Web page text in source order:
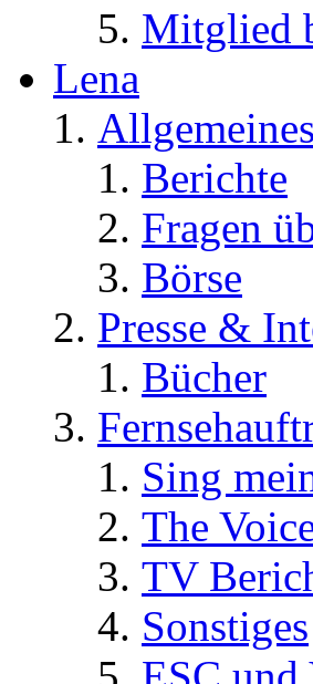
Mitglied
Lena
Allgemeines
Berichte
Fragen
Börse
Presse &
Bücher
Sing
The
TV
Sonstiges